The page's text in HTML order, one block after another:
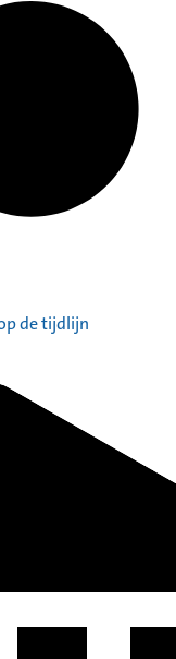
de tijdlijn